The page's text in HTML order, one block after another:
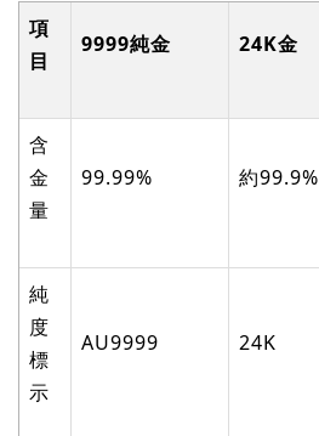
項
目
9999純金 24K金
含
金
量
99.99% 約99.9%
純
度
標
示
AU9999 24K